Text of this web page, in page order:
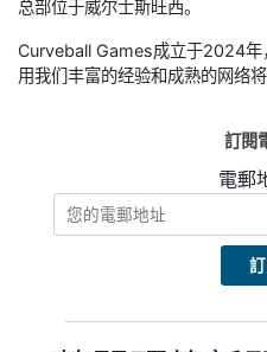
总部位于威尔士斯旺西。
Curveball Games成立于2024年
用我们丰富的经验和成熟的网络将
訂閱
電郵